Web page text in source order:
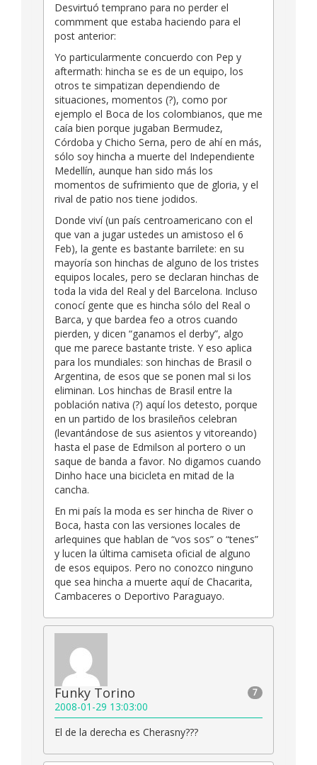
Desvirtuó temprano para no perder el
commment que estaba haciendo para el
post anterior:
Yo particularmente concuerdo con Pep y
aftermath: hincha se es de un equipo, los
otros te simpatizan dependiendo de
situaciones, momentos (?), como por
ejemplo el Boca de los colombianos, que me
caía bien porque jugaban Bermudez,
Córdoba y Chicho Serna, pero de ahí en más,
sólo soy hincha a muerte del Independiente
Medellín, aunque han sido más los
momentos de sufrimiento que de gloria, y el
rival de patio nos tiene jodidos.
Donde viví (un país centroamericano con el
que van a jugar ustedes un amistoso el 6
Feb), la gente es bastante barrilete: en su
mayoría son hinchas de alguno de los tristes
equipos locales, pero se declaran hinchas de
toda la vida del Real y del Barcelona. Incluso
conocí gente que es hincha sólo del Real o
Barca, y que bardea feo a otros cuando
pierden, y dicen “ganamos el derby”, algo
que me parece bastante triste. Y eso aplica
para los mundiales: son hinchas de Brasil o
Argentina, de esos que se ponen mal si los
eliminan. Los hinchas de Brasil entre la
población nativa (?) aquí los detesto, porque
en un partido de los brasileños celebran
(levantándose de sus asientos y vitoreando)
hasta el pase de Edmilson al portero o un
saque de banda a favor. No digamos cuando
Dinho hace una bicicleta en mitad de la
cancha.
En mi país la moda es ser hincha de River o
Boca, hasta con las versiones locales de
arlequines que hablan de “vos sos” o “tenes”
y lucen la última camiseta oficial de alguno
de esos equipos. Pero no conozco ninguno
que sea hincha a muerte aquí de Chacarita,
Cambaceres o Deportivo Paraguayo.
7
Funky Torino
2008-01-29 13:03:00
El de la derecha es Cherasny???